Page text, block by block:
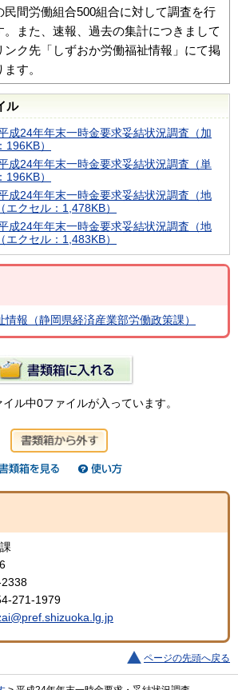
民間労働組合500組合に対して調査を行
。また、速報、過去の集計につきまして
ンク先「しずおか労働福祉情報」にて掲
す。
ル
成24年年末一時金要求妥結状況調査（加
）
成24年年末一時金要求妥結状況調査（単
）
成24年年末一時金要求妥結状況調査（地
エクセル：1,478KB）
成24年年末一時金要求妥結状況調査（地
エクセル：1,483KB）
情報（静岡県経済産業部労働政策課）
ル中0ファイルが入っています。
課
271-1979
ページの先頭へ戻る